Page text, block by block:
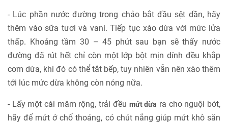
- Lúc phần nước đường trong chảo bắt đầu sệt dần, hãy
thêm vào sữa tươi và vani. Tiếp tục xào dừa với mức lửa
thấp. Khoảng tầm 30 – 45 phút sau bạn sẽ thấy nước
đường đã rút hết chỉ còn một lớp bột mịn dính đều khắp
cơm dừa, khi đó có thể tắt bếp, tuy nhiên vẫn nên xào thêm
tới lúc mức dừa không còn nóng nữa.
- Lấy một cái mâm rộng, trải đều mứt dừa ra cho nguội bớt,
hãy để mứt ở chổ thoáng, có chút nắng giúp mứt khô săn